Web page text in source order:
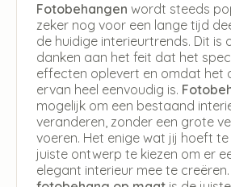
Fotobehangen wordt steeds
zeker nog voor een lange tijd
de huidige interieurtrends. Dit is
danken aan het feit dat het
effecten oplevert en omdat het
ervan heel eenvoudig is.
mogelijk om een bestaand
veranderen, zonder een grote
voeren. Het enige wat jij hoeft
juiste ontwerp te kiezen om er
elegant interieur mee te